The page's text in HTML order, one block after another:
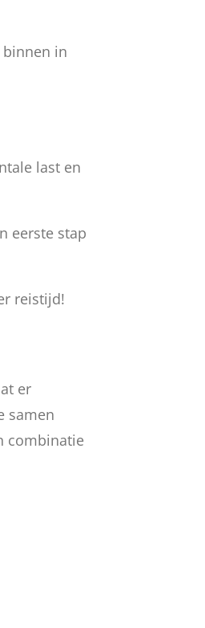
binnen in
last en
eerste stap
reistijd!
er
samen
combinatie